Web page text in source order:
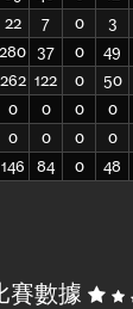
22 7 0 3
280 37 0 49
262 122 0 50
0 0 0 0
0 0 0 0
146 84 0 48
賽數據